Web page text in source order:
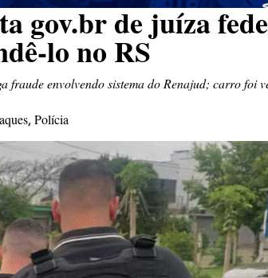
gov.br de juíza
lo no RS
fraude envolvendo sistema do Renajud; carro foi
, Polícia